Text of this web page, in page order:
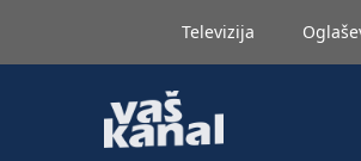
Televizija